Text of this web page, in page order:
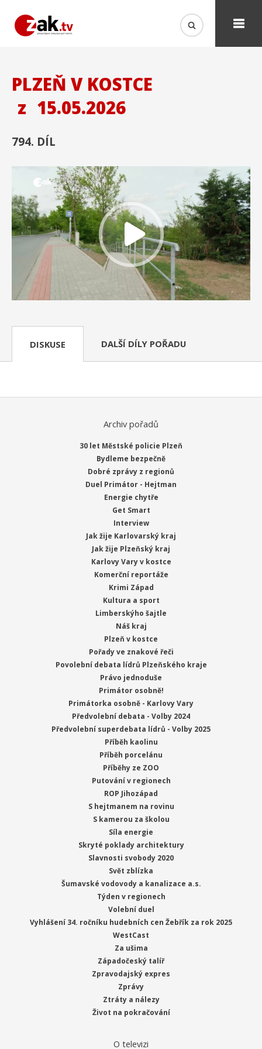
PLZEŇ V KOSTCE
z 15.05.2026
794. DÍL
DISKUSE DALŠÍ DÍLY POŘADU
Archiv pořadů
30 let Městské policie Plzeň
Bydleme bezpečně
Dobré zprávy z regionů
Duel Primátor - Hejtman
Energie chytře
Get Smart
Interview
Jak žije Karlovarský kraj
Jak žije Plzeňský kraj
Karlovy Vary v kostce
Komerční reportáže
Krimi Západ
Kultura a sport
Limberskýho šajtle
Náš kraj
Plzeň v kostce
Pořady ve znakové řeči
Povolební debata lídrů Plzeňského kraje
Právo jednoduše
Primátor osobně!
Primátorka osobně - Karlovy Vary
Předvolební debata - Volby 2024
Předvolební superdebata lídrů - Volby 2025
Příběh kaolinu
Příběh porcelánu
Příběhy ze ZOO
Putování v regionech
ROP Jihozápad
S hejtmanem na rovinu
S kamerou za školou
Síla energie
Skryté poklady architektury
Slavnosti svobody 2020
Svět zblízka
Šumavské vodovody a kanalizace a.s.
Týden v regionech
Volební duel
Vyhlášení 34. ročníku hudebních cen Žebřík za rok 2025
WestCast
Za ušima
Západočeský talíř
Zpravodajský expres
Zprávy
Ztráty a nálezy
Život na pokračování
O televizi